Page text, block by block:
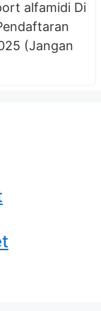
alfamidi Di
(Jangan